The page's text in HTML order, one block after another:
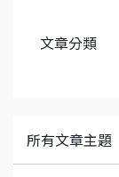
文章分類
所有文章主題